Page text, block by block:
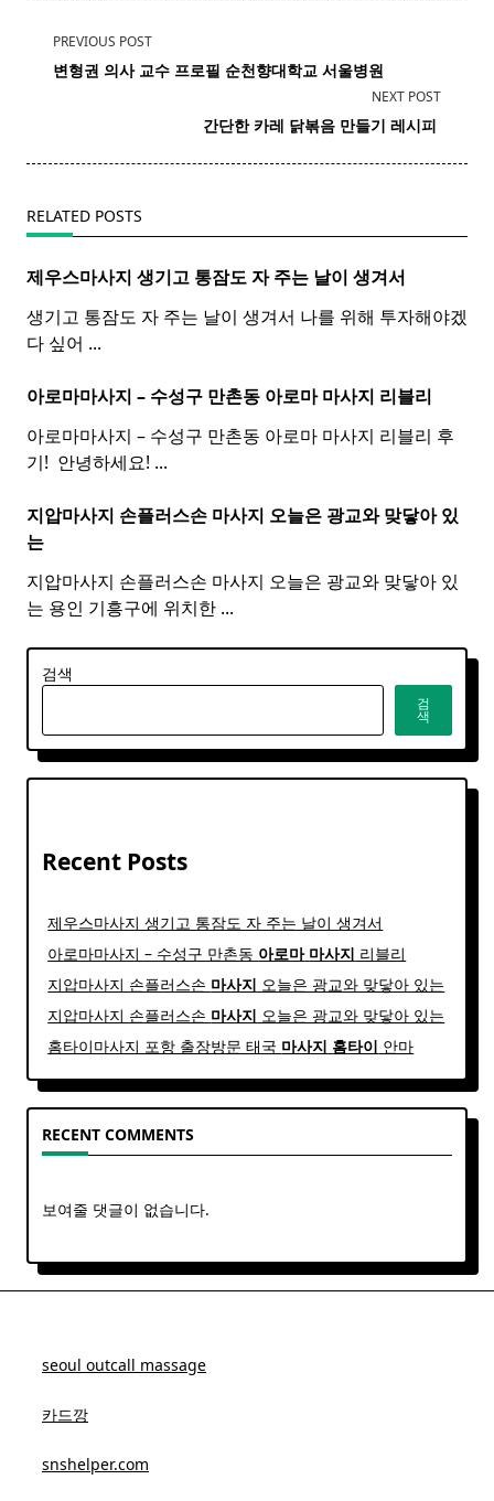
<span
class="nav-
text">Page</span>
PREVIOUS POST
변형권 의사교수 프로필 순천향대학교 서울병원
NEXT POST
간단한 카레 닭볶음 만들기 레시피 ​
RELATED POSTS
제우스마사지 생기고 통잠도 자 주는 날이 생겨서
생기고 통잠도 자 주는 날이 생겨서 나를 위해 투자해야겠
다 싶어 ...
아로마마사지 – 수성구 만촌동 아로마 마사지 리블리
아로마마사지 – 수성구 만촌동 아로마 마사지 리블리 후
기! ​ 안녕하세요! ...
지압마사지 손플러스손 마사지 오늘은 광교와 맞닿아 있
는
지압마사지 손플러스손 마사지 오늘은 광교와 맞닿아 있
는 용인 기흥구에 위치한 ...
검색
검
색
Recent Posts
제우스마사지 생기고 통잠도 자 주는 날이 생겨서
아로마마사지 – 수성구 만촌동 아로마 마사지 리블리
지압마사지 손플러스손 마사지 오늘은 광교와 맞닿아 있는
지압마사지 손플러스손 마사지 오늘은 광교와 맞닿아 있는
홈타이마사지 포항 출장방문 태국 마사지 홈타이 안마​
RECENT COMMENTS
보여줄 댓글이 없습니다.
seoul outcall massage
카드깡
snshelper.com